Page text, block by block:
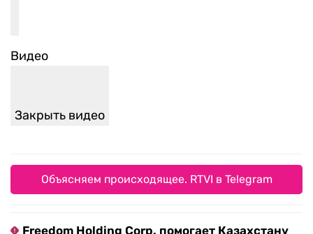
Видео
Закрыть видео
Объясняем происходящее. RTVI в Telegram
Freedom Holding Corp. помогает Казахстану